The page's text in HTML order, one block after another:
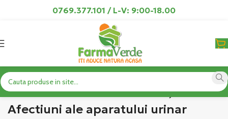
0769.377.101 / L-V: 9:00-18.00
Refacerea florei intestinale,
Afectiuni ale aparatului urinar